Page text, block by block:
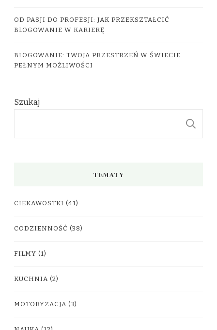
OD PASJI DO PROFESJI: JAK PRZEKSZTAŁCIĆ
BLOGOWANIE W KARIERĘ
BLOGOWANIE: TWOJA PRZESTRZEŃ W ŚWIECIE
PEŁNYM MOŻLIWOŚCI
Szukaj
TEMATY
CIEKAWOSTKI (41)
CODZIENNOŚĆ (38)
FILMY (1)
KUCHNIA (2)
MOTORYZACJA (3)